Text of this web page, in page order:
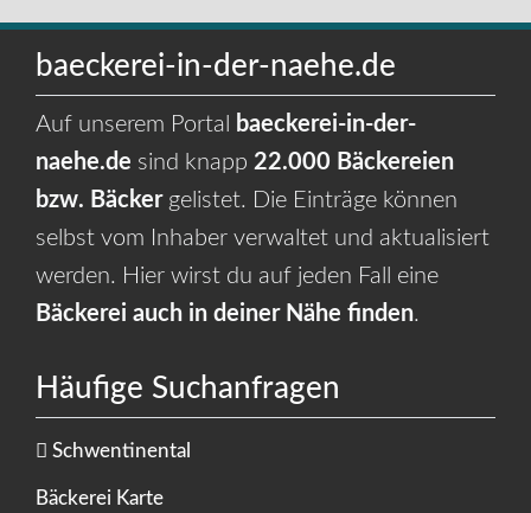
baeckerei-in-der-naehe.de
Auf unserem Portal
baeckerei-in-der-
naehe.de sind knapp 22.000 Bäckereien
bzw. Bäckergelistet. Die Einträge können
selbst vom Inhaber verwaltet und aktualisiert
werden. Hier wirst du auf jeden Fall eine
Bäckerei auch in deiner Nähe finden.
Häufige Suchanfragen
Schwentinental
Bäckerei Karte